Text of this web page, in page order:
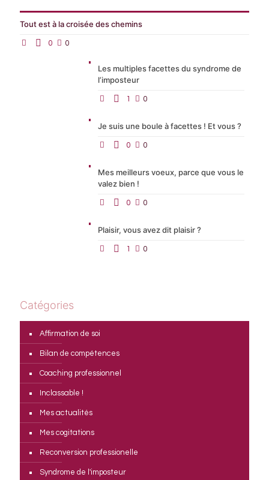
Tout est à la croisée des chemins
0
0
Les multiples facettes du syndrome de
l’imposteur
0
1
Je suis une boule à facettes ! Et vous ?
0
0
Mes meilleurs voeux, parce que vous le
valez bien !
0
0
Plaisir, vous avez dit plaisir ?
0
1
Catégories
Affirmation de soi
Bilan de compétences
Coaching professionnel
Inclassable !
Mes actualités
Mes cogitations
Reconversion professionelle
Syndrome de l'imposteur